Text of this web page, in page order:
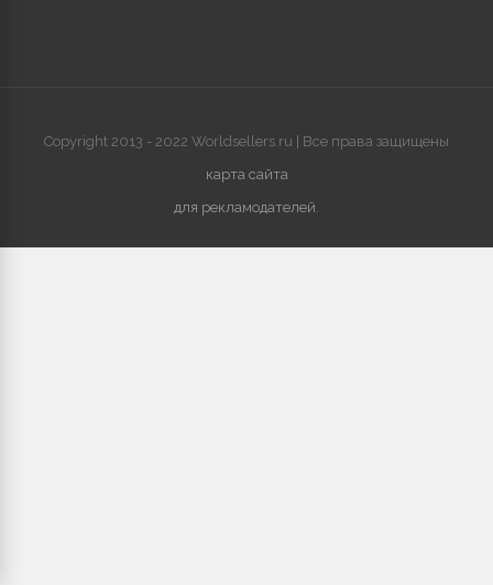
Copyright 2013 - 2022 Worldsellers.ru | Все права защищены
карта сайта
для рекламодателей